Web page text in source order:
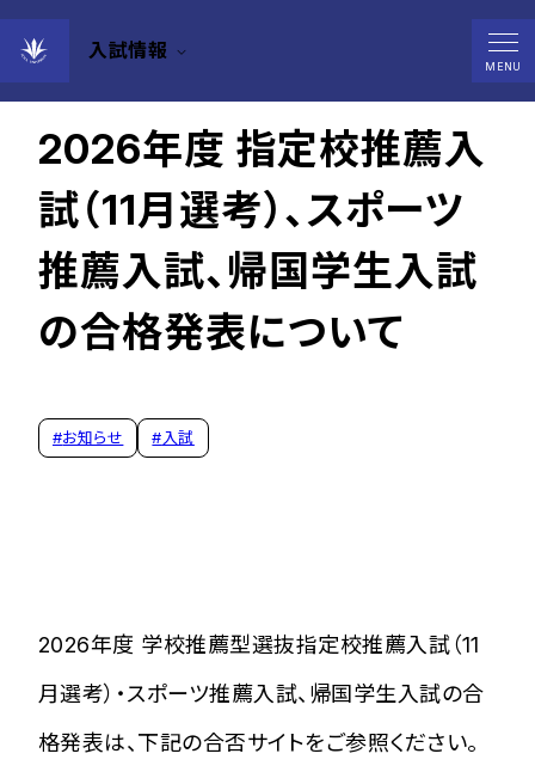
入試情報
MENU
2025年12月03日
2026年度 指定校推薦入
試（11月選考）、スポーツ
推薦入試、帰国学生入試
の合格発表について
#お知らせ #入試
2026年度 学校推薦型選抜指定校推薦入試（11
月選考）・スポーツ推薦入試、帰国学生入試の合
格発表は、下記の合否サイトをご参照ください。